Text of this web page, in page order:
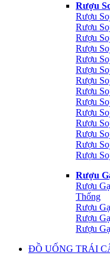
Rượu
Rượu
Rượu
Rượu
Rượu
Rượu
Rượu
Rượu
Rượu
Rượu
Rượu
Rượu
Rượu
Rượu
Rượu
Rượu
Rượu
Thống
Rượu
Rượu
Rượu
ĐỒ UỐNG TRÁI